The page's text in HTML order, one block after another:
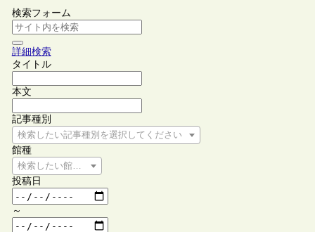
検索フォーム
詳細検索
タイトル
本文
記事種別
検索したい記事種別を選択してください
館種
検索したい館種を選択してください
投稿日
～